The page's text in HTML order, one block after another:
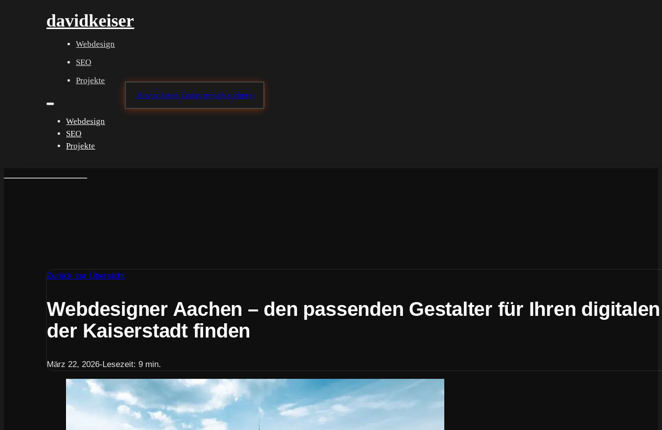
davidkeiser
Webdesign
SEO
Projekte
Webdesign
SEO
Projekte
Kostenloses Erstgespräch sichern
Zurück zur Übersicht
Webdesigner Aachen – den passenden Gestalter für Ihren
der Kaiserstadt finden
März 22, 2026-Lesezeit: 9 min.